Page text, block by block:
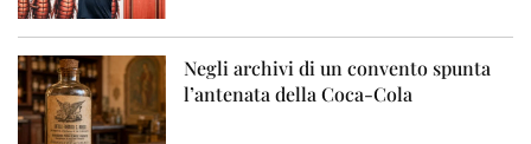
Negli archivi di un convento spunta
l’antenata della Coca-Cola